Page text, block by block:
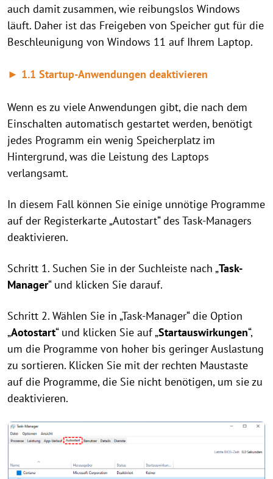
auch damit zusammen, wie reibungslos Windows
läuft. Daher ist das Freigeben von Speicher gut für die
Beschleunigung von Windows 11 auf Ihrem Laptop.
► 1.1 Startup-Anwendungen deaktivieren
Wenn es zu viele Anwendungen gibt, die nach dem
Einschalten automatisch gestartet werden, benötigt
jedes Programm ein wenig Speicherplatz im
Hintergrund, was die Leistung des Laptops
verlangsamt.
In diesem Fall können Sie einige unnötige Programme
auf der Registerkarte „Autostart“ des Task-Managers
deaktivieren.
Schritt 1. Suchen Sie in der Suchleiste nach „Task-
Manager“ und klicken Sie darauf.
Schritt 2. Wählen Sie in „Task-Manager“ die Option
„Aotostart“ und klicken Sie auf „Startauswirkungen“,
um die Programme von hoher bis geringer Auslastung
zu sortieren. Klicken Sie mit der rechten Maustaste
auf die Programme, die Sie nicht benötigen, um sie zu
deaktivieren.